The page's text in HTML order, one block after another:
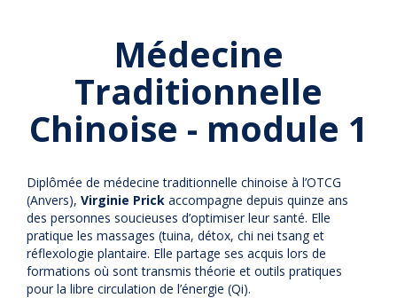
Médecine
Traditionnelle
Chinoise - module 1
Diplômée de médecine traditionnelle chinoise à l’OTCG
(Anvers), Virginie Prick accompagne depuis quinze ans
des personnes soucieuses d’optimiser leur santé. Elle
pratique les massages (tuina, détox, chi nei tsang et
réflexologie plantaire. Elle partage ses acquis lors de
formations où sont transmis théorie et outils pratiques
pour la libre circulation de l’énergie (Qi).